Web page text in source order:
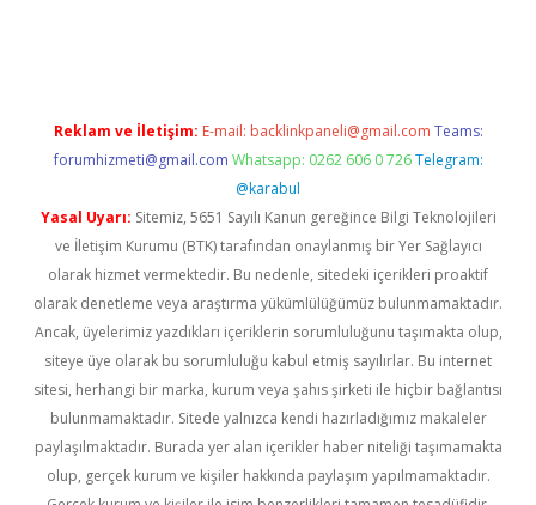
Reklam ve İletişim: E-mail: backlinkpaneli@gmail.com Teams:
forumhizmeti@gmail.com Whatsapp: 0262 606 0 726 Telegram:
@karabul
Yasal Uyarı: Sitemiz, 5651 Sayılı Kanun gereğince Bilgi Teknolojileri
ve İletişim Kurumu (BTK) tarafından onaylanmış bir Yer Sağlayıcı
olarak hizmet vermektedir. Bu nedenle, sitedeki içerikleri proaktif
olarak denetleme veya araştırma yükümlülüğümüz bulunmamaktadır.
Ancak, üyelerimiz yazdıkları içeriklerin sorumluluğunu taşımakta olup,
siteye üye olarak bu sorumluluğu kabul etmiş sayılırlar. Bu internet
sitesi, herhangi bir marka, kurum veya şahıs şirketi ile hiçbir bağlantısı
bulunmamaktadır. Sitede yalnızca kendi hazırladığımız makaleler
paylaşılmaktadır. Burada yer alan içerikler haber niteliği taşımamakta
olup, gerçek kurum ve kişiler hakkında paylaşım yapılmamaktadır.